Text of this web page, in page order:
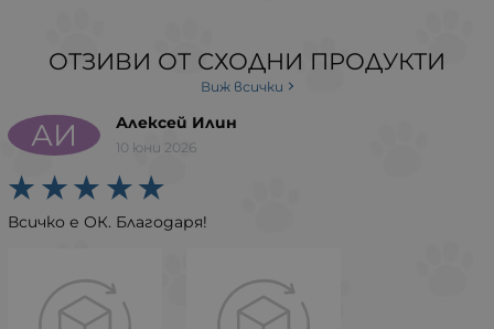
ОТЗИВИ ОТ СХОДНИ ПРОДУКТИ
Виж всички
АИ Алексей Илин
10 юни 2026
Всичко е ОК. Благодаря!